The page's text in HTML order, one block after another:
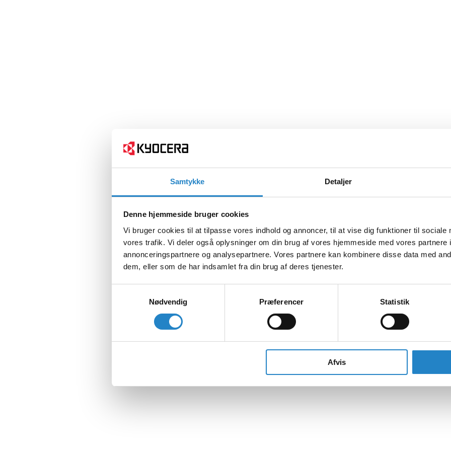
Samtykke Detaljer
Denne hjemmeside bruger cookies
Vi bruger cookies til at tilpasse vores indhold og annoncer, til at vise dig funktioner til sociale
vores trafik. Vi deler også oplysninger om din brug af vores hjemmeside med vores partnere
annonceringspartnere og analysepartnere. Vores partnere kan kombinere disse data med
dem, eller som de har indsamlet fra din brug af deres tjenester.
Nødvendig
Præferencer Statistik
Afvis